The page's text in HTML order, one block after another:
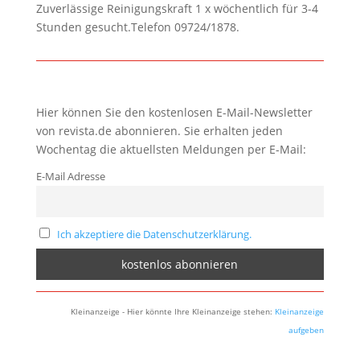
Zuverlässige Reinigungskraft 1 x wöchentlich für 3-4
Stunden gesucht.Telefon 09724/1878.
Hier können Sie den kostenlosen E-Mail-Newsletter
von revista.de abonnieren. Sie erhalten jeden
Wochentag die aktuellsten Meldungen per E-Mail:
E-Mail Adresse
Ich akzeptiere die Datenschutzerklärung.
Kleinanzeige - Hier könnte Ihre Kleinanzeige stehen: Kleinanzeige
aufgeben